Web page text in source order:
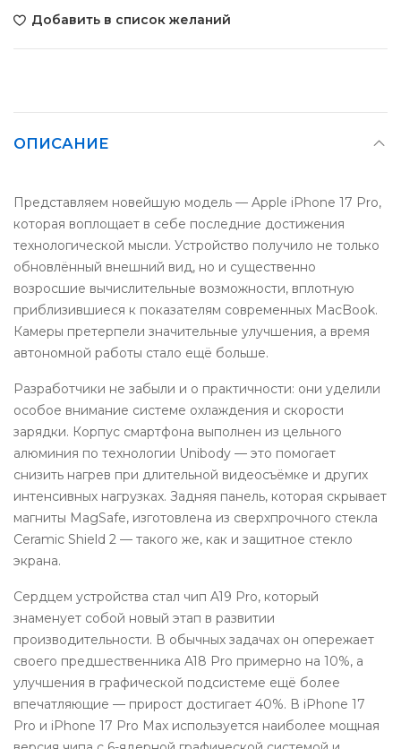
Добавить в список желаний
ОПИСАНИЕ
Представляем новейшую модель — Apple iPhone 17 Pro,
которая воплощает в себе последние достижения
технологической мысли. Устройство получило не только
обновлённый внешний вид, но и существенно
возросшие вычислительные возможности, вплотную
приблизившиеся к показателям современных MacBook.
Камеры претерпели значительные улучшения, а время
автономной работы стало ещё больше.
Разработчики не забыли и о практичности: они уделили
особое внимание системе охлаждения и скорости
зарядки. Корпус смартфона выполнен из цельного
алюминия по технологии Unibody — это помогает
снизить нагрев при длительной видеосъёмке и других
интенсивных нагрузках. Задняя панель, которая скрывает
магниты MagSafe, изготовлена из сверхпрочного стекла
Ceramic Shield 2 — такого же, как и защитное стекло
экрана.
Сердцем устройства стал чип A19 Pro, который
знаменует собой новый этап в развитии
производительности. В обычных задачах он опережает
своего предшественника A18 Pro примерно на 10%, а
улучшения в графической подсистеме ещё более
впечатляющие — прирост достигает 40%. В iPhone 17
Pro и iPhone 17 Pro Max используется наиболее мощная